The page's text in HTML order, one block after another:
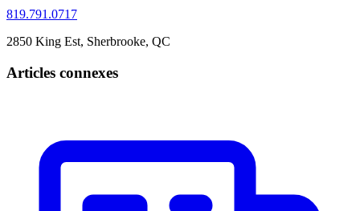
819.791.0717
2850 King Est, Sherbrooke, QC
Articles connexes